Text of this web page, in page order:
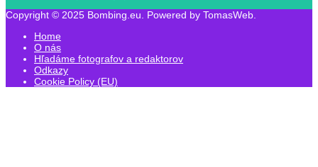
Copyright © 2025 Bombing.eu. Powered by TomasWeb.
Home
O nás
Hľadáme fotografov a redaktorov
Odkazy
Cookie Policy (EU)